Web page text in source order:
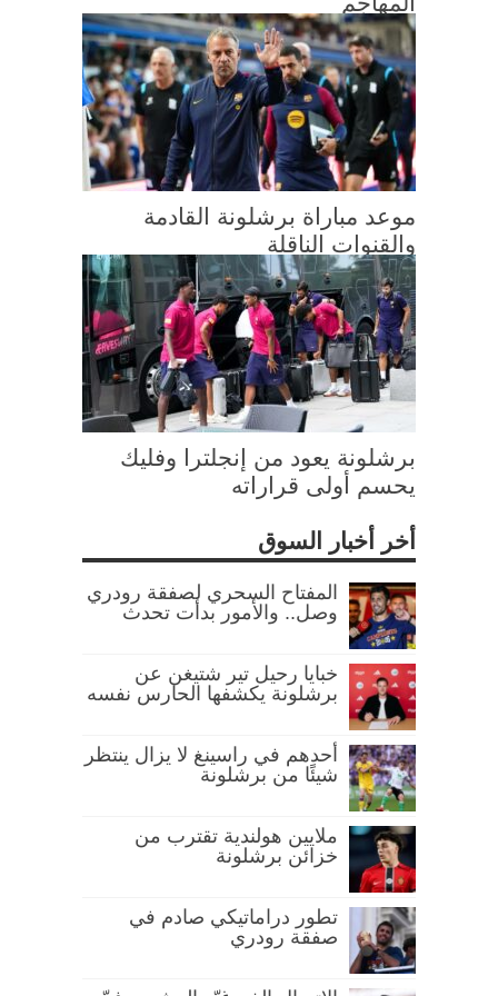
موعد مباراة برشلونة القادمة
والقنوات الناقلة
برشلونة يعود من إنجلترا وفليك
يحسم أولى قراراته
أخر أخبار السوق
المفتاح السحري لصفقة رودري
وصل.. والأمور بدأت تحدث
خبايا رحيل تير شتيغن عن
برشلونة يكشفها الحارس نفسه
أحدهم في راسينغ لا يزال ينتظر
شيئًا من برشلونة
ملايين هولندية تقترب من
خزائن برشلونة
تطور دراماتيكي صادم في
صفقة رودري